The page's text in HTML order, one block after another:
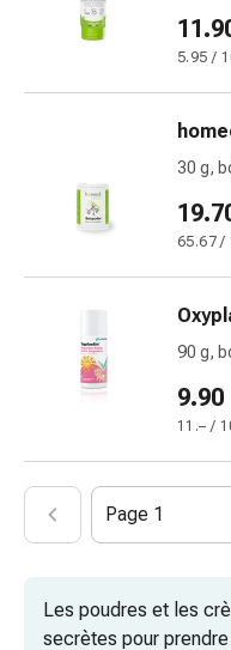
Soins
médicaux
la
Eczéma
Cors
et
Mycose
ongles
Traitement
sèche
5.95 /
30 g,
65.67 /
90 g,
9.90
11.– /
Page 1
Les poudres et les
secrètes pour